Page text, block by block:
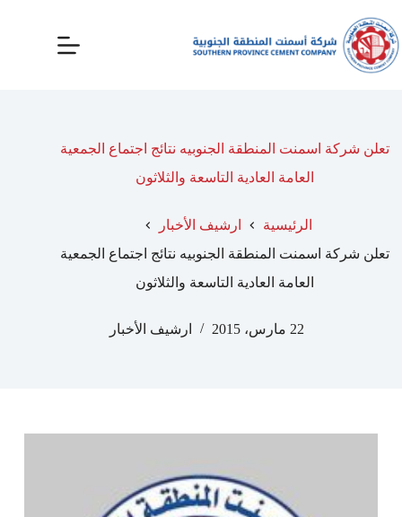
تعلن شركة اسمنت المنطقة الجنوبيه نتائج اجتماع الجمعية
العامة العادية التاسعة والثلاثون
الرئيسية
ارشيف الأخبار
تعلن شركة اسمنت المنطقة الجنوبيه نتائج اجتماع الجمعية
العامة العادية التاسعة والثلاثون
22 مارس، 2015 ارشيف الأخبار